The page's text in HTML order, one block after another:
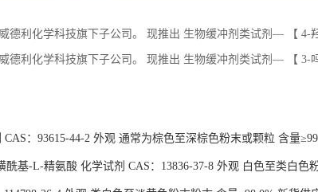
26-4 外观 类白色至淡黄色粉末粉末 含量≥98.0% 新货供
基-N'-甲苯磺酰基-L-精氨酸化学试剂 CAS：13836-37-8 外观
技术支持